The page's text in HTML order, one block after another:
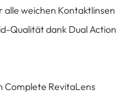
weichen Kontaktlinsen
Qualität dank Dual Action
Complete RevitaLens